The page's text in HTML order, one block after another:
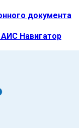
документа
Навигатор